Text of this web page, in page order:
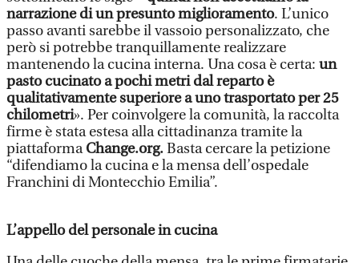
narrazione di un presunto miglioramento. L’unico
passo avanti sarebbe il vassoio personalizzato, che
però si potrebbe tranquillamente realizzare
mantenendo la cucina interna. Una cosa è certa: un
pasto cucinato a pochi metri dal reparto è
qualitativamente superiore a uno trasportato per 25
chilometri». Per coinvolgere la comunità, la raccolta
firme è stata estesa alla cittadinanza tramite la
piattaformaChange.org.Basta cercare la petizione
“difendiamo la cucina e la mensa dell’ospedale
Franchini di Montecchio Emilia”.
L’appello del personale in cucina